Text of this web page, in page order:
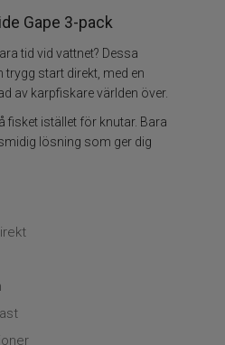
Gape 3-pack
tid vid vattnet? Dessa
trygg start direkt, med en
av karpfiskare världen över.
fisket istället för knutar. Bara
lösning som ger dig